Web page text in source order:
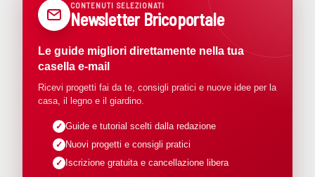
CONTENUTI SELEZIONATI
Newsletter Bricoportale
Le guide migliori direttamente nella tua
casella e-mail
Ricevi progetti fai da te, consigli pratici e nuove idee per la
casa, il legno e il giardino.
Guide e tutorial scelti dalla redazione
Nuovi progetti e consigli pratici
Iscrizione gratuita e cancellazione libera